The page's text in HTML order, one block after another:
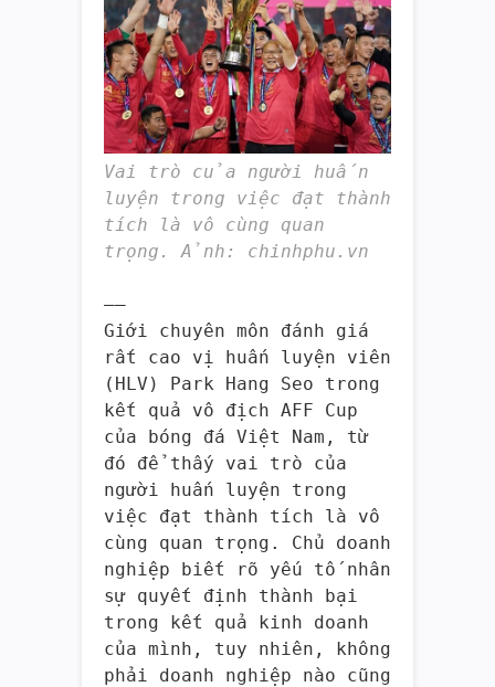
Vai trò của người huấn
luyện trong việc đạt thành
tích là vô cùng quan
trọng. Ảnh: chinhphu.vn
—–
Giới chuyên môn đánh giá
rất cao vị huấn luyện viên
(HLV) Park Hang Seo trong
kết quả vô địch AFF Cup
của bóng đá Việt Nam, từ
đó để thấy vai trò của
người huấn luyện trong
việc đạt thành tích là vô
cùng quan trọng. Chủ doanh
nghiệp biết rõ yếu tố nhân
sự quyết định thành bại
trong kết quả kinh doanh
của mình, tuy nhiên, không
phải doanh nghiệp nào cũng